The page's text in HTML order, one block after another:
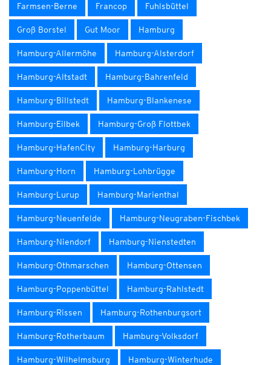
Farmsen-Berne Francop Fuhlsbüttel
Groß Borstel Gut Moor Hamburg
Hamburg-Allermöhe Hamburg-Alsterdorf
Hamburg-Altstadt Hamburg-Bahrenfeld
Hamburg-Billstedt Hamburg-Blankenese
Hamburg-Eilbek Hamburg-Groß Flottbek
Hamburg-HafenCity Hamburg-Harburg
Hamburg-Horn Hamburg-Lohbrügge
Hamburg-Lurup Hamburg-Marienthal
Hamburg-Neuenfelde Hamburg-Neugraben-Fischbek
Hamburg-Niendorf Hamburg-Nienstedten
Hamburg-Othmarschen Hamburg-Ottensen
Hamburg-Poppenbüttel Hamburg-Rahlstedt
Hamburg-Rissen Hamburg-Rothenburgsort
Hamburg-Rotherbaum Hamburg-Volksdorf
Hamburg-Wilhelmsburg Hamburg-Winterhude